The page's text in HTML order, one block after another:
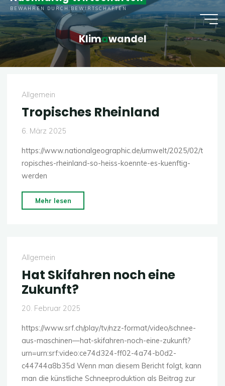
Zum
Inhalt
springen
BEWAHREN DURCH BEWIRTSCHAFTEN
Klimawandel
Allgemein
Tropisches Rheinland
6. März 2025
https://www.nationalgeographic.de/umwelt/2025/02/t
ropisches-rheinland-so-heiss-koennte-es-kuenftig-
werden
Mehr lesen
Rheinland"
Allgemein
Hat Skifahren noch eine
Zukunft?
20. Februar 2025
https://www.srf.ch/play/tv/nzz-format/video/schnee-
aus-maschinen—hat-skifahren-noch-eine-zukunft?
urn=urn:srf:video:ce74d324-ff02-4a74-b0d2-
c44744a8b35d Wenn man diesem Bericht folgt, kann
man die künstliche Schneeproduktion als Beitrag zur